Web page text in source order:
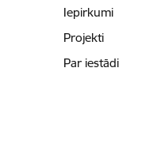
Iepirkumi
Projekti
Par iestādi